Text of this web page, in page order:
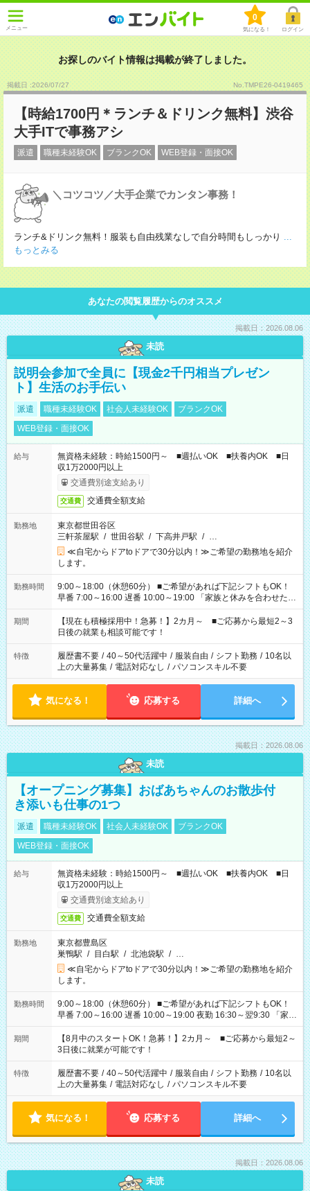
メニュー
0
気になる！ ログイン
お探しのバイト情報は掲載が終了しました。
掲載日 :2026/07/27 No.TMPE26-0419465
【時給1700円＊ランチ＆ドリンク無料】渋谷
大手ITで事務アシ
派遣 職種未経験OK ブランクOK WEB登録・面接OK
＼コツコツ／大手企業でカンタン事務！
ランチ&ドリンク無料！服装も自由残業なしで自分時間もしっかり ...
もっとみる
あなたの閲覧履歴からのオススメ
掲載日：2026.08.06
未読
説明会参加で全員に【現金2千円相当プレゼン
ト】生活のお手伝い
派遣 職種未経験OK 社会人未経験OK
ブランクOK
WEB登録・面接OK
給与
無資格未経験：時給1500円～ ■週払いOK ■扶養内OK ■日
収1万2000円以上
交通費別途支給あり
交通費 交通費全額支給
勤務地
東京都世田谷区
三軒茶屋駅 / 世田谷駅 / 下高井戸駅 / …
≪自宅からドアtoドアで30分以内！≫ご希望の勤務地を紹介
します。
勤務時間
9:00～18:00（休憩60分） ■ご希望があれば下記シフトもOK！
早番 7:00～16:00 遅番 10:00～19:00 「家族と休みを合わせた
い」 「余裕を持って夕飯の準備がしたい」 「できれば残業はし
たくない」 など、ご希望を教えてくださいね。 ※Wワーク希望
の方へ 今ご覧のお仕事で希望する勤務時間と、もう1つのお仕事
の勤務時間。 合計で週40時間を超える場合は応募できません。
期間
【現在も積極採用中！急募！】2カ月～ ■ご応募から最短2～3
日後の就業も相談可能です！
特徴 履歴書不要 / 40～50代活躍中 / 服装自由 / シフト勤務 / 10名以
上の大量募集 / 電話対応なし / パソコンスキル不要
気になる！ 応募する 詳細へ
掲載日：2026.08.06
未読
【オープニング募集】おばあちゃんのお散歩付
き添いも仕事の1つ
派遣 職種未経験OK 社会人未経験OK
ブランクOK
WEB登録・面接OK
給与
無資格未経験：時給1500円～ ■週払いOK ■扶養内OK ■日
収1万2000円以上
交通費別途支給あり
交通費 交通費全額支給
勤務地
東京都豊島区
巣鴨駅 / 目白駅 / 北池袋駅 / …
≪自宅からドアtoドアで30分以内！≫ご希望の勤務地を紹介
します。
勤務時間
9:00～18:00（休憩60分） ■ご希望があれば下記シフトもOK！
早番 7:00～16:00 遅番 10:00～19:00 夜勤 16:30～翌9:30 「家族
と休みを合わせたい」 「余裕を持って夕飯の準備がしたい」
「できれば残業はしたくない」 など、ご希望を教えてください
ね。 ※Wワーク希望の方へ 今ご覧のお仕事で希望する勤務時間
と、もう1つのお仕事の勤務時間。 合計で週40時間を超える場
合は応募できません。
期間
【8月中のスタートOK！急募！】2カ月～ ■ご応募から最短2～
3日後に就業が可能です！
特徴 履歴書不要 / 40～50代活躍中 / 服装自由 / シフト勤務 / 10名以
上の大量募集 / 電話対応なし / パソコンスキル不要
気になる！ 応募する 詳細へ
掲載日：2026.08.06
未読